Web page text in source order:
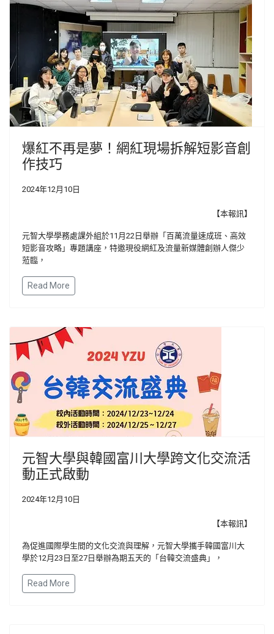
爆紅不再是夢！網紅現場拆解短影音創
作技巧
2024年12月10日
【本報訊】
元智大學學務處課外組於11月22日舉辦「百萬流量速成班、高效
短影音攻略」專題講座，特邀現役網紅及流量新媒體創辦人傑少
蒞臨，
Read More
元智大學與韓國富川大學跨文化交流活
動正式啟動
2024年12月10日
【本報訊】
為促進國際學生間的文化交流與理解，元智大學攜手韓國富川大
學於12月23日至27日舉辦為期五天的「台韓交流盛典」，
Read More